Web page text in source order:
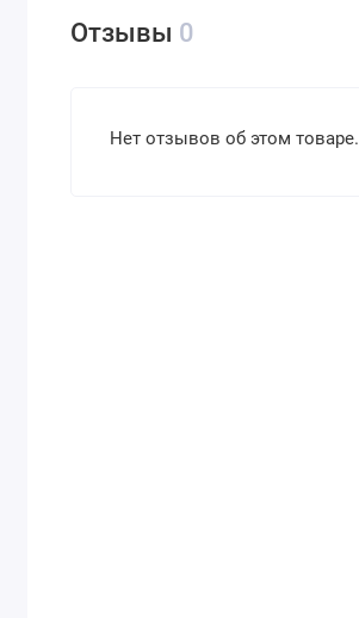
Отзывы 0
Нет отзывов об этом товаре.